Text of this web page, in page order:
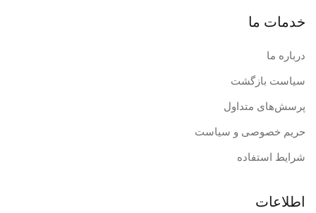
خدمات ما
درباره ما
سیاست بازگشت
پرسش‌های متداول
حریم خصوصی و سیاست
شرایط استفاده
اطلاعات